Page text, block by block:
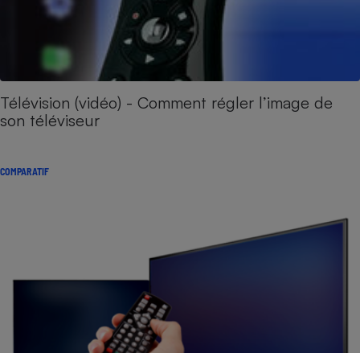
Télévision (vidéo) - Comment régler l’image de
son téléviseur
COMPARATIF